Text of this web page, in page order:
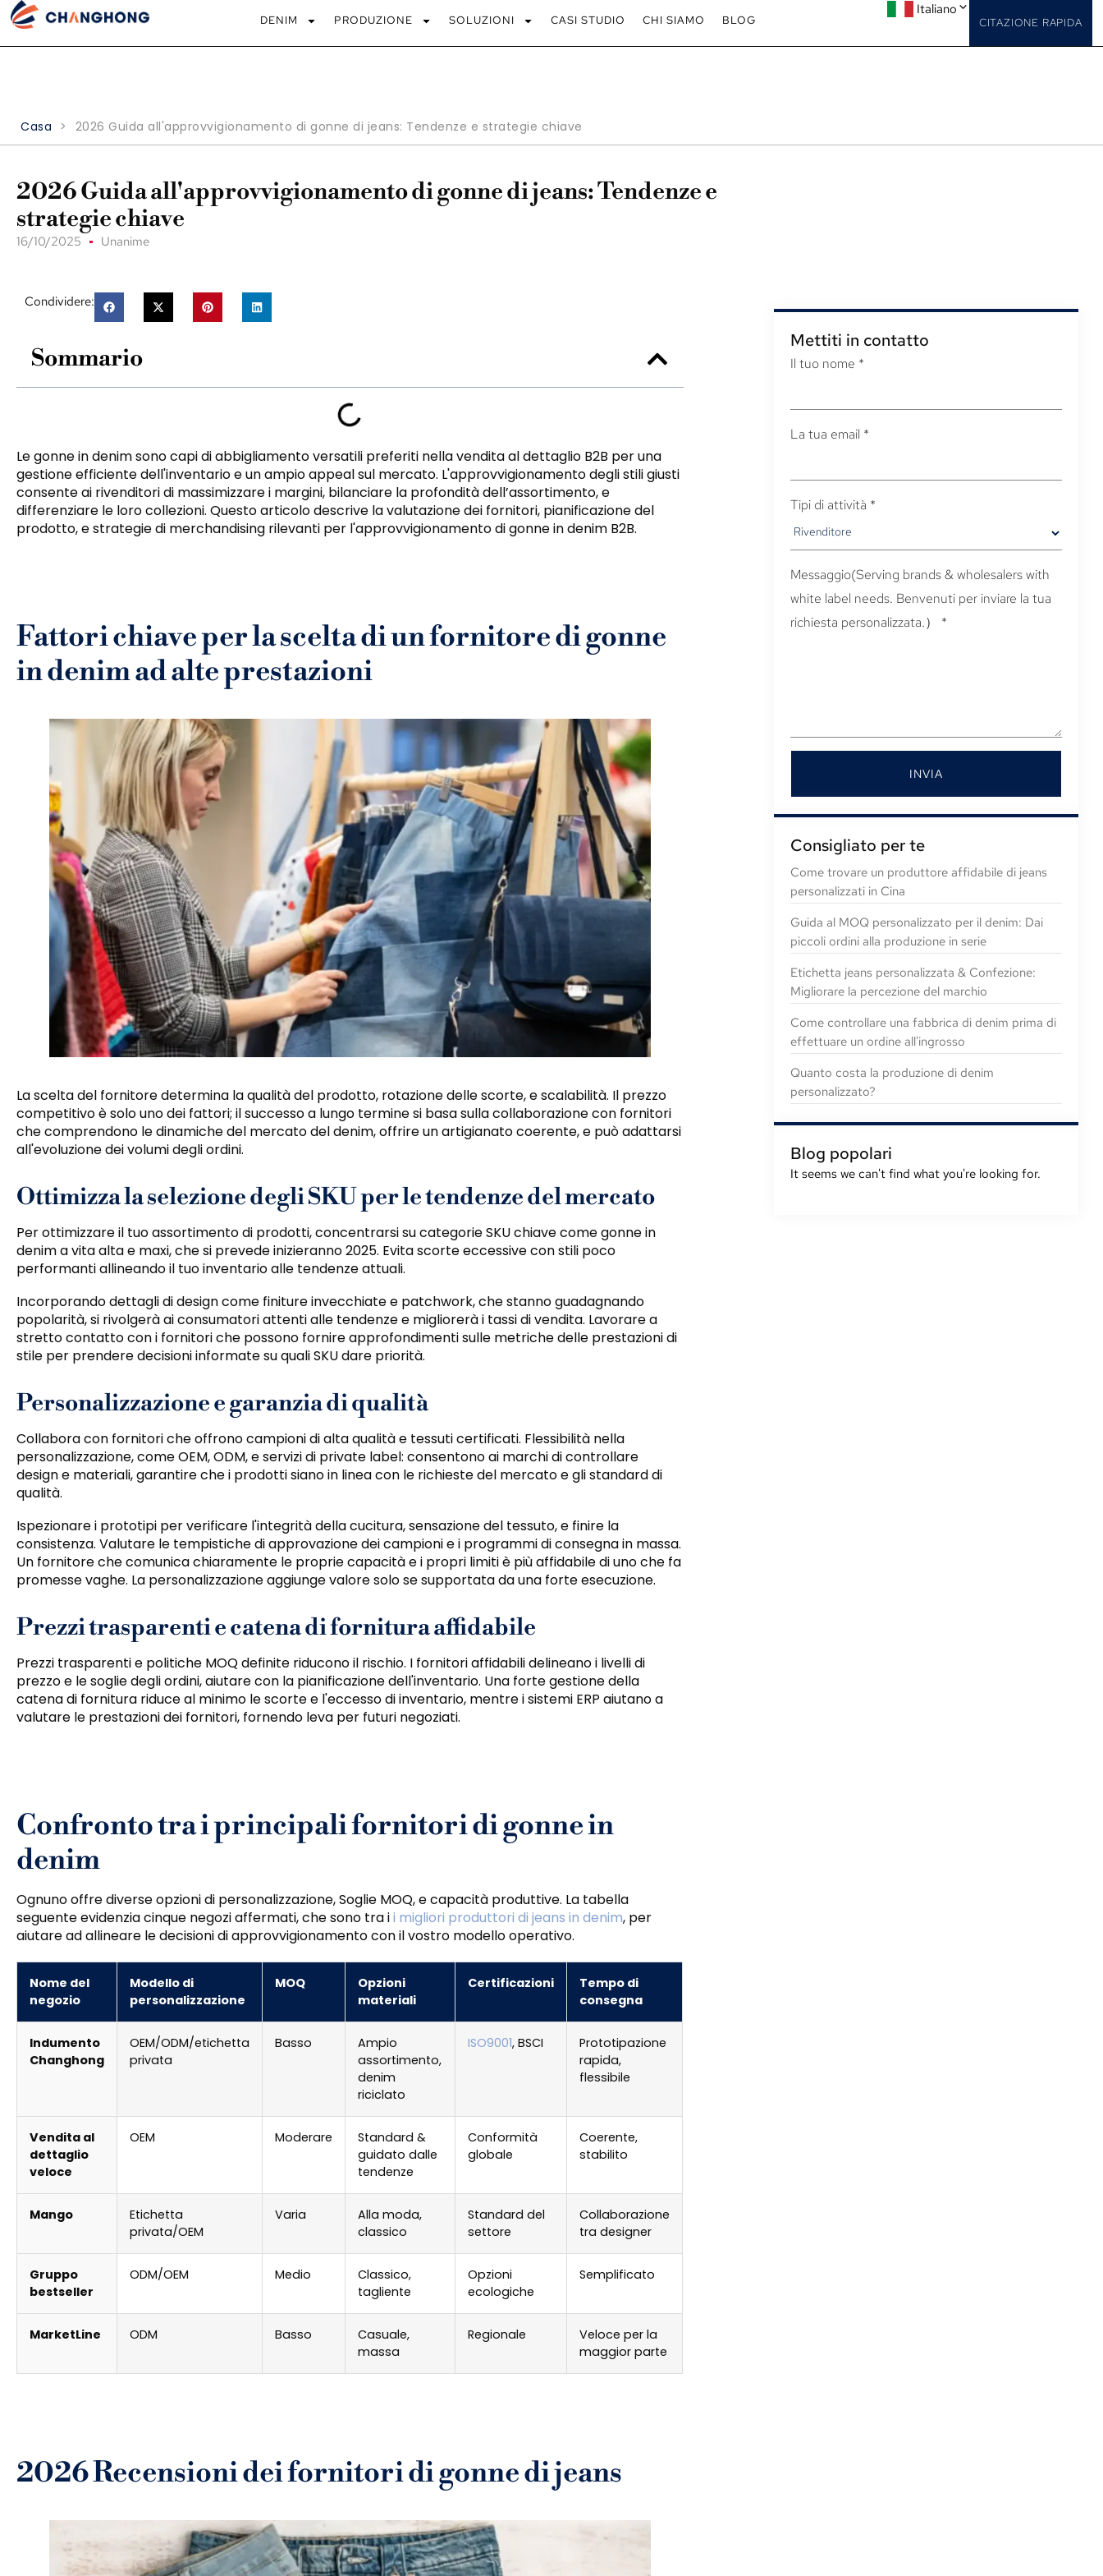
DENIM PRODUZIONE SOLUZIONI CASI STUDIO CHI SIAMO BLOG CITAZIONE RAPIDA
Italiano
Casa > 2026 Guida all'approvvigionamento di gonne di jeans: Tendenze e strategie chiave
2026 Guida all'approvvigionamento di gonne di jeans: Tendenze e
strategie chiave
16/10/2025 Unanime
Condividere:
Sommario
Le gonne in denim sono capi di abbigliamento versatili preferiti nella vendita al dettaglio B2B per una
gestione efficiente dell'inventario e un ampio appeal sul mercato. L'approvvigionamento degli stili giusti
consente ai rivenditori di massimizzare i margini, bilanciare la profondità dell’assortimento, e
differenziare le loro collezioni. Questo articolo descrive la valutazione dei fornitori, pianificazione del
prodotto, e strategie di merchandising rilevanti per l'approvvigionamento di gonne in denim B2B.
Fattori chiave per la scelta di un fornitore di gonne
in denim ad alte prestazioni
La scelta del fornitore determina la qualità del prodotto, rotazione delle scorte, e scalabilità. Il prezzo
competitivo è solo uno dei fattori; il successo a lungo termine si basa sulla collaborazione con fornitori
che comprendono le dinamiche del mercato del denim, offrire un artigianato coerente, e può adattarsi
all'evoluzione dei volumi degli ordini.
Ottimizza la selezione degli SKU per le tendenze del mercato
Per ottimizzare il tuo assortimento di prodotti, concentrarsi su categorie SKU chiave come gonne in
denim a vita alta e maxi, che si prevede inizieranno 2025. Evita scorte eccessive con stili poco
performanti allineando il tuo inventario alle tendenze attuali.
Incorporando dettagli di design come finiture invecchiate e patchwork, che stanno guadagnando
popolarità, si rivolgerà ai consumatori attenti alle tendenze e migliorerà i tassi di vendita. Lavorare a
stretto contatto con i fornitori che possono fornire approfondimenti sulle metriche delle prestazioni di
stile per prendere decisioni informate su quali SKU dare priorità.
Personalizzazione e garanzia di qualità
Collabora con fornitori che offrono campioni di alta qualità e tessuti certificati. Flessibilità nella
personalizzazione, come OEM, ODM, e servizi di private label: consentono ai marchi di controllare
design e materiali, garantire che i prodotti siano in linea con le richieste del mercato e gli standard di
qualità.
Ispezionare i prototipi per verificare l'integrità della cucitura, sensazione del tessuto, e finire la
consistenza. Valutare le tempistiche di approvazione dei campioni e i programmi di consegna in massa.
Un fornitore che comunica chiaramente le proprie capacità e i propri limiti è più affidabile di uno che fa
promesse vaghe. La personalizzazione aggiunge valore solo se supportata da una forte esecuzione.
Prezzi trasparenti e catena di fornitura affidabile
Prezzi trasparenti e politiche MOQ definite riducono il rischio. I fornitori affidabili delineano i livelli di
prezzo e le soglie degli ordini, aiutare con la pianificazione dell'inventario. Una forte gestione della
catena di fornitura riduce al minimo le scorte e l'eccesso di inventario, mentre i sistemi ERP aiutano a
valutare le prestazioni dei fornitori, fornendo leva per futuri negoziati.
Confronto tra i principali fornitori di gonne in
denim
Ognuno offre diverse opzioni di personalizzazione, Soglie MOQ, e capacità produttive. La tabella
seguente evidenzia cinque negozi affermati, che sono tra ii migliori produttori di jeans in denim, per
aiutare ad allineare le decisioni di approvvigionamento con il vostro modello operativo.
Nome del
negozio
Modello di
personalizzazione
MOQ
Opzioni
materiali
Certificazioni
Tempo di
consegna
Indumento
Changhong
OEM/ODM/etichetta
privata
Basso
Ampio
assortimento,
denim
riciclato
ISO9001, BSCI
Prototipazione
rapida,
flessibile
Vendita al
dettaglio
veloce
OEM Moderare
Standard &
guidato dalle
tendenze
Conformità
globale
Coerente,
stabilito
Mango
Etichetta
privata/OEM
Varia
Alla moda,
classico
Standard del
settore
Collaborazione
tra designer
Gruppo
bestseller
ODM/OEM Medio
Classico,
tagliente
Opzioni
ecologiche
Semplificato
MarketLine ODM Basso
Casuale,
massa
Regionale
Veloce per la
maggior parte
2026 Recensioni dei fornitori di gonne di jeans
Mettiti in contatto
Il tuo nome *
La tua email *
Tipi di attività *
Messaggio(Serving brands & wholesalers with
white label needs. Benvenuti per inviare la tua
richiesta personalizzata.）
*
INVIA
Consigliato per te
Come trovare un produttore affidabile di jeans
personalizzati in Cina
Guida al MOQ personalizzato per il denim: Dai
piccoli ordini alla produzione in serie
Etichetta jeans personalizzata & Confezione:
Migliorare la percezione del marchio
Come controllare una fabbrica di denim prima di
effettuare un ordine all'ingrosso
Quanto costa la produzione di denim
personalizzato?
Blog popolari
It seems we can't find what you're looking for.